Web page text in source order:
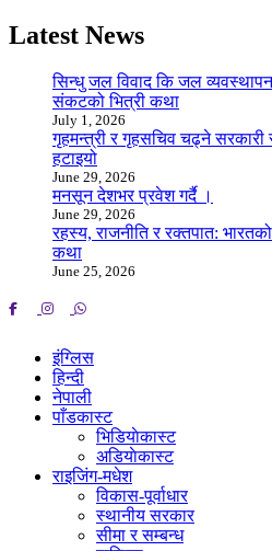
Latest News
सिन्धु जल विवाद कि जल
संकटको भित्री कथा
July 1, 2026
गृहमन्त्री र गृहसचिव चढ्ने सरकारी
हटाइयो
June 29, 2026
मनसून देशभर प्रवेश गर्दै ।
June 29, 2026
रहस्य, राजनीति र रक्तपात:
कथा
June 25, 2026
इंग्लिस
हिन्दी
नेपाली
पाँडकास्ट
भिडियाेकास्ट
अडियाेकास्ट
राइजिंग-मधेश
विकास-पूर्वाधार
स्थानीय सरकार
सीमा र सम्बन्ध